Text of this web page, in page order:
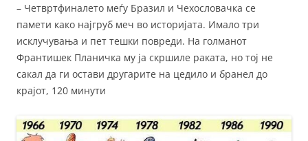
– Четвртфиналето меѓу Бразил и Чехословачка се
памети како најгруб меч во историјата. Имало три
исклучувања и пет тешки повреди. На голманот
Франтишек Планичка му ја скршиле раката, но тој не
сакал да ги остави другарите на цедило и бранел до
крајот, 120 минути